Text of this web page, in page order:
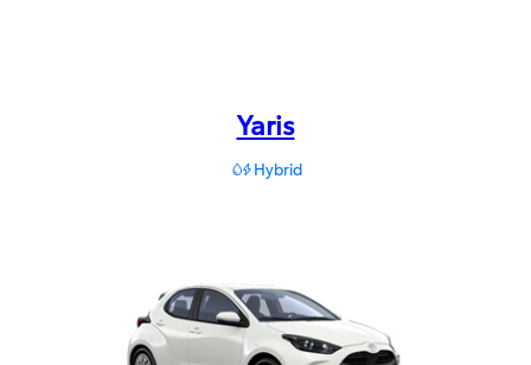
Yaris
Hybrid